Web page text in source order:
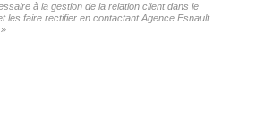
à la gestion de la relation client dans le
les faire rectifier en contactant Agence Esnault